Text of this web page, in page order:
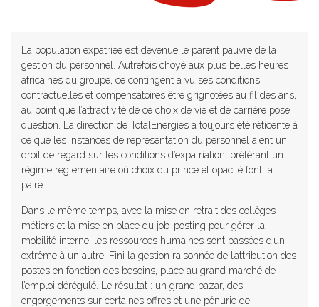
La population expatriée est devenue le parent pauvre de la
gestion du personnel. Autrefois choyé aux plus belles heures
africaines du groupe, ce contingent a vu ses conditions
contractuelles et compensatoires être grignotées au fil des ans,
au point que l’attractivité de ce choix de vie et de carrière pose
question. La direction de TotalEnergies a toujours été réticente à
ce que les instances de représentation du personnel aient un
droit de regard sur les conditions d’expatriation, préférant un
régime règlementaire où choix du prince et opacité font la
paire.
Dans le même temps, avec la mise en retrait des collèges
métiers et la mise en place du job-posting pour gérer la
mobilité interne, les ressources humaines sont passées d’un
extrême à un autre. Fini la gestion raisonnée de l’attribution des
postes en fonction des besoins, place au grand marché de
l’emploi dérégulé. Le résultat : un grand bazar, des
engorgements sur certaines offres et une pénurie de